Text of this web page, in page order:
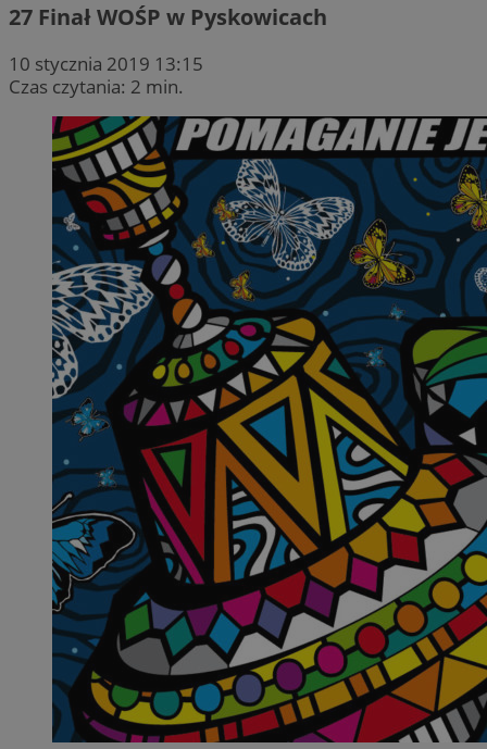
27 Finał WOŚP w Pyskowicach
10 stycznia 2019 13:15
Czas czytania: 2 min.